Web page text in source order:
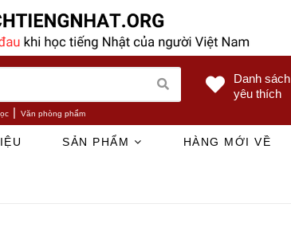
| Văn phòng phẩm
Danh sách
yêu thích
SẢN PHẨM HÀNG MỚI VỀ